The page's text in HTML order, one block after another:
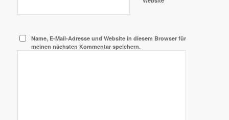
Name, E-Mail-Adresse und Website in diesem Browser für
meinen nächsten Kommentar speichern.